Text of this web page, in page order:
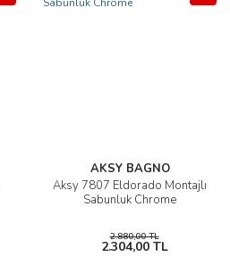
AKSY BAGNO
Aksy 7807 Eldorado Montajlı
Sabunluk Chrome
2.880,00 TL
2.304,00 TL